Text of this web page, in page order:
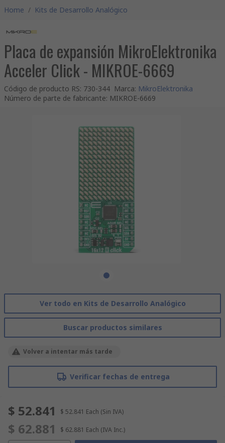
Home / Kits de Desarrollo Analógico
Placa de expansión MikroElektronika
Acceler Click - MIKROE-6669
Código de producto RS: 730-344 Marca: MikroElektronika
Número de parte de fabricante: MIKROE-6669
Ver todo en Kits de Desarrollo Analógico
Buscar productos similares
Volver a intentar más tarde
Verificar fechas de entrega
$ 52.841 $ 52.841 Each (Sin IVA)
$ 62.881 $ 62.881 Each (IVA Inc.)